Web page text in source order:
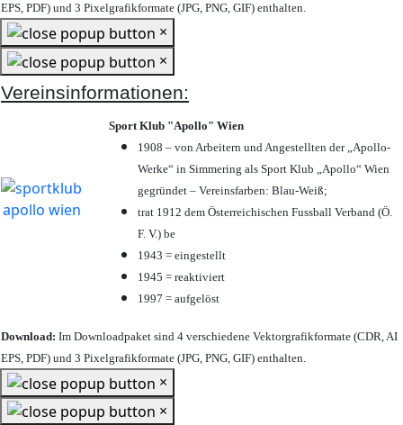
EPS, PDF) und 3 Pixelgrafikformate (JPG, PNG, GIF) enthalten.
×
×
Vereinsinformationen:
Sport Klub "Apollo" Wien
1908 – von Arbeitern und Angestellten der „Apollo-
Werke“ in Simmering als Sport Klub „Apollo“ Wien
gegründet – Vereinsfarben: Blau-Weiß;
trat 1912 dem Österreichischen Fussball Verband (Ö.
F. V.) be
1943 = eingestellt
1945 = reaktiviert
1997 = aufgelöst
Download: Im Downloadpaket sind 4 verschiedene Vektorgrafikformate (CDR, AI
EPS, PDF) und 3 Pixelgrafikformate (JPG, PNG, GIF) enthalten.
×
×